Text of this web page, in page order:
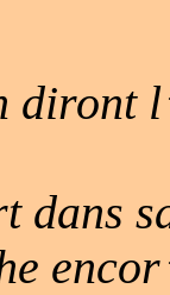
diront
dans